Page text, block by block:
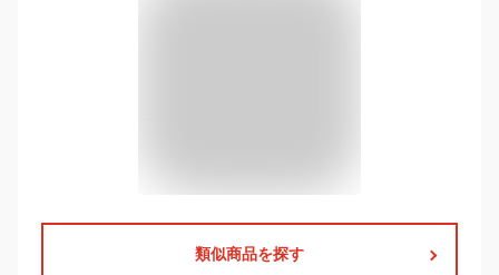
類似商品を探す